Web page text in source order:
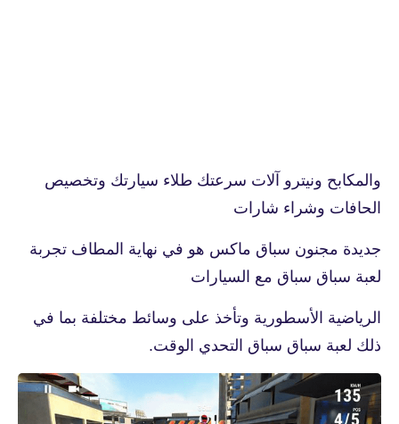
والمكابح ونيترو آلات سرعتك طلاء سيارتك وتخصيص
الحافات وشراء شارات
جديدة مجنون سباق ماكس هو في نهاية المطاف تجربة
لعبة سباق سباق مع السيارات
الرياضية الأسطورية وتأخذ على وسائط مختلفة بما في
ذلك لعبة سباق سباق التحدي الوقت.